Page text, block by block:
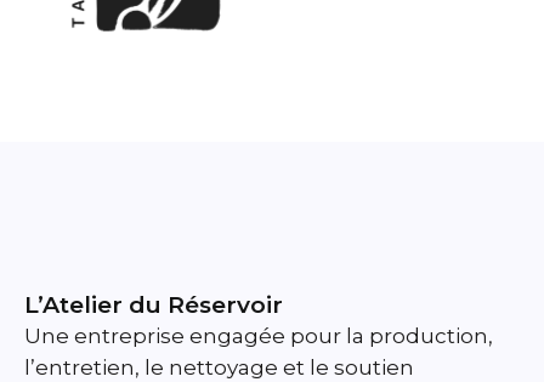
L’Atelier du Réservoir
Une entreprise engagée pour la production,
l’entretien, le nettoyage et le soutien